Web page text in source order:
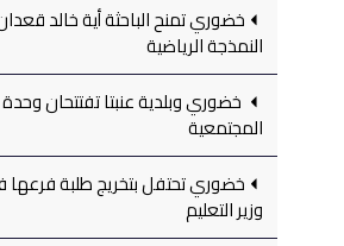
خضوري تمنح الباحثة أية خالد
النمذجة الرياضية
خضوري وبلدية عنبتا تفتتحان
المجتمعية
خضوري تحتفل بتخريج طلبة فرعها
وزير التعليم